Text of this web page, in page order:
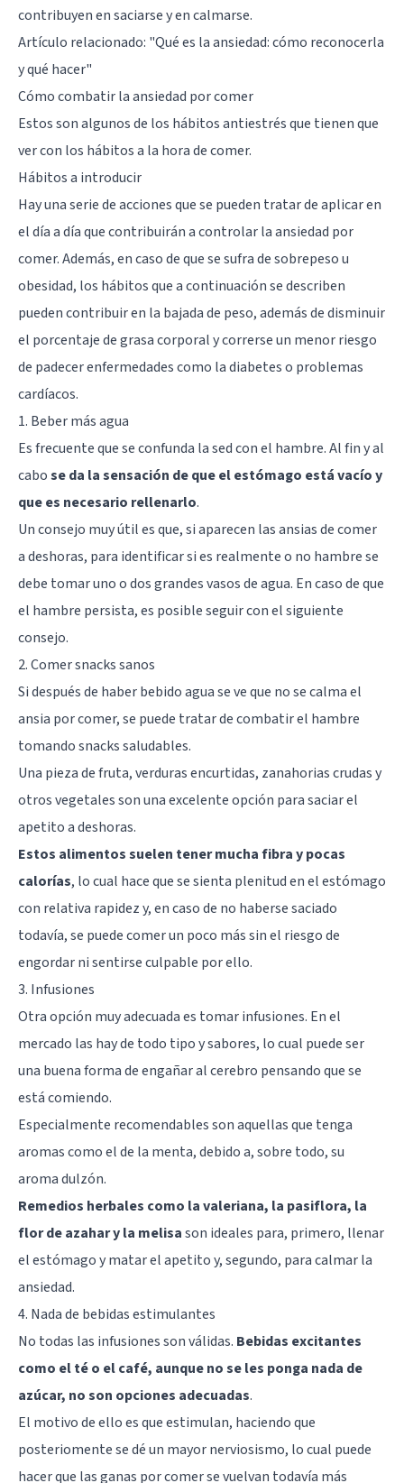
contribuyen en saciarse y en calmarse.
Artículo relacionado: "Qué es la ansiedad: cómo reconocerla
y qué hacer"
Cómo combatir la ansiedad por comer
Estos son algunos de los hábitos antiestrés que tienen que
ver con los hábitos a la hora de comer.
Hábitos a introducir
Hay una serie de acciones que se pueden tratar de aplicar en
el día a día que contribuirán a controlar la ansiedad por
comer. Además, en caso de que se sufra de sobrepeso u
obesidad, los hábitos que a continuación se describen
pueden contribuir en la bajada de peso, además de disminuir
el porcentaje de grasa corporal y correrse un menor riesgo
de padecer enfermedades como la diabetes o problemas
cardíacos.
1. Beber más agua
Es frecuente que se confunda la sed con el hambre. Al fin y al
cabose da la sensación de que el estómago está vacío y
que es necesario rellenarlo.
Un consejo muy útil es que, si aparecen las ansias de comer
a deshoras, para identificar si es realmente o no hambre se
debe tomar uno o dos grandes vasos de agua. En caso de que
el hambre persista, es posible seguir con el siguiente
consejo.
2. Comer snacks sanos
Si después de haber bebido agua se ve que no se calma el
ansia por comer, se puede tratar de combatir el hambre
tomando snacks saludables.
Una pieza de fruta, verduras encurtidas, zanahorias crudas y
otros vegetales son una excelente opción para saciar el
apetito a deshoras.
Estos alimentos suelen tener mucha fibra y pocas
calorías, lo cual hace que se sienta plenitud en el estómago
con relativa rapidez y, en caso de no haberse saciado
todavía, se puede comer un poco más sin el riesgo de
engordar ni sentirse culpable por ello.
3. Infusiones
Otra opción muy adecuada es tomar infusiones. En el
mercado las hay de todo tipo y sabores, lo cual puede ser
una buena forma de engañar al cerebro pensando que se
está comiendo.
Especialmente recomendables son aquellas que tenga
aromas como el de la menta, debido a, sobre todo, su
aroma dulzón.
Remedios herbales como la valeriana, la pasiflora, la
flor de azahar y la melisason ideales para, primero, llenar
el estómago y matar el apetito y, segundo, para calmar la
ansiedad.
4. Nada de bebidas estimulantes
No todas las infusiones son válidas. Bebidas excitantes
como el té o el café, aunque no se les ponga nada de
azúcar, no son opciones adecuadas.
El motivo de ello es que estimulan, haciendo que
posteriomente se dé un mayor nerviosismo, lo cual puede
hacer que las ganas por comer se vuelvan todavía más